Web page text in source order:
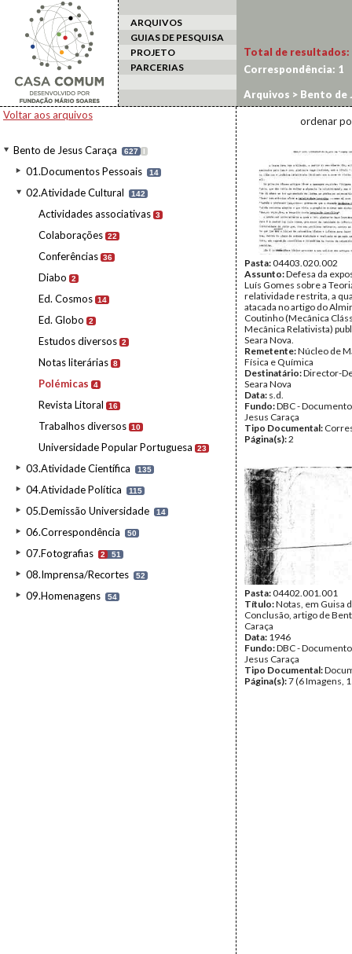
ARQUIVOS
GUIAS DE PESQUISA
PROJETO
PARCERIAS
Voltar aos arquivos
Bento de Jesus Caraça 627 I
01.Documentos Pessoais 14
02.Atividade Cultural 142
Actividades associativas 3
Colaborações 22
Conferências 36
Diabo 2
Ed. Cosmos 14
Ed. Globo 2
Estudos diversos 2
Notas literárias 8
Polémicas 4
Revista Litoral 16
Trabalhos diversos 10
Universidade Popular Portuguesa 23
03.Atividade Científica 135
04.Atividade Política 115
05.Demissão Universidade 14
06.Correspondência 50
07.Fotografias 2 51
08.Imprensa/Recortes 52
09.Homenagens 54
Total de resultados:
Correspondência: 1
Arquivos > Bento de
ordenar
Pasta:04403.020.002
Assunto:Defesa da
Luís Gomes sobre a
relatividade restrita, a
atacada no artigo do
Coutinho (Mecânica
Mecânica Relativista)
Seara Nova.
Remetente:Núcleo de
Física e Química
Destinatário:Director-
Seara Nova
Data: s.d.
Fundo:DBC -
Jesus Caraça
Tipo Documental:
Página(s):2
Pasta:04402.001.001
Título:Notas, em Guisa
Conclusão, artigo de
Caraça
Data: 1946
Fundo:DBC -
Jesus Caraça
Tipo Documental:
Página(s):7 (6 Imagens,